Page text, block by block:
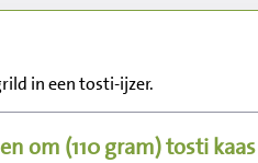
in een tosti-ijzer.
om (110 gram)tosti kaas